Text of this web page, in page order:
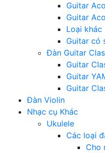
Guitar
Guitar
Loại khác
Guitar có
Đàn Guitar
Guitar
Guitar
Guitar
Đàn Violin
Nhạc cụ Khác
Ukulele
Các loại
Cho